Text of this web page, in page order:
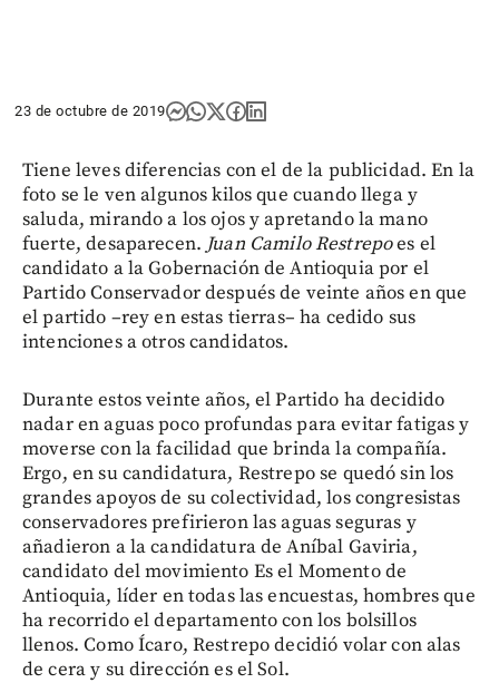
23 de octubre de 2019
Tiene leves diferencias con el de la publicidad. En la
foto se le ven algunos kilos que cuando llega y
saluda, mirando a los ojos y apretando la mano
fuerte, desaparecen. Juan Camilo Restrepoes el
candidato a la Gobernación de Antioquia por el
Partido Conservador después de veinte años en que
el partido –rey en estas tierras– ha cedido sus
intenciones a otros candidatos.
Durante estos veinte años, el Partido ha decidido
nadar en aguas poco profundas para evitar fatigas y
moverse con la facilidad que brinda la compañía.
Ergo, en su candidatura, Restrepo se quedó sin los
grandes apoyos de su colectividad, los congresistas
conservadores prefirieron las aguas seguras y
añadieron a la candidatura de Aníbal Gaviria,
candidato del movimiento Es el Momento de
Antioquia, líder en todas las encuestas, hombres que
ha recorrido el departamento con los bolsillos
llenos. Como Ícaro, Restrepo decidió volar con alas
de cera y su dirección es el Sol.